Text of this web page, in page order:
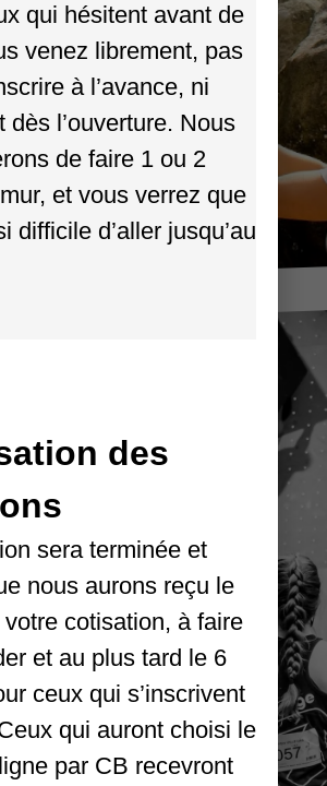
ET À
!
&
& MINI-PERF
qui hésitent avant de
venez librement, pas
à l’avance, ni
dès l’ouverture. Nous
de faire 1 ou 2
et vous verrez que
difficile d’aller jusqu’au
des
sera terminée et
nous aurons reçu le
cotisation, à faire
et au plus tard le 6
ceux qui s’inscrivent
qui auront choisi le
par CB recevront